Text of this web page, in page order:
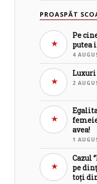
PROASPĂT
Pe
putea
4
Luxuri
2
avea!
1
Cazul
pe
toți